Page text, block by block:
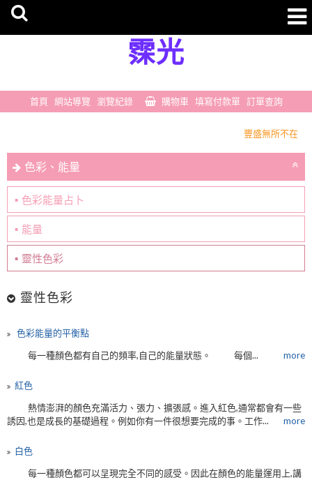
霂光
首頁 網站導覽 瀏覽紀錄 購物車 填寫付款單 訂單查詢
豐盛無所不在
一切剛剛好
色彩、能量
色彩能量占卜
能量
靈性色彩
靈性色彩
色彩能量的平衡點
每一種顏色都有自己的頻率,自己的能量狀態。 每個...
more
​紅色
熱情澎湃的顏色充滿活力、張力、擴張感。進入紅色,通常都會有一些
誘因,也是成長的基礎過程。例如你有一件很想要完成的事。工作...
more
​白色
每一種顏色都可以呈現完全不同的感受。因此在顏色的能量運用上,講